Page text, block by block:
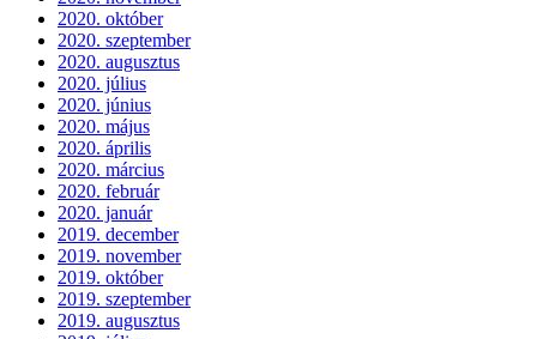
2020. október
2020. szeptember
2020. augusztus
2020. július
2020. június
2020. május
2020. április
2020. március
2020. február
2020. január
2019. december
2019. november
2019. október
2019. szeptember
2019. augusztus